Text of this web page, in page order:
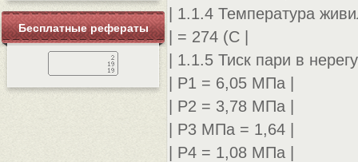
Бесплатные рефераты
| 1.1.4 Температура
| = 274 (С |
| 1.1.5 Тиск пари в
| P1 = 6,05 МПа |
| Р2 = 3,78 МПа |
| Р3 МПа = 1,64 |
| Р4 = 1,08 МПа |